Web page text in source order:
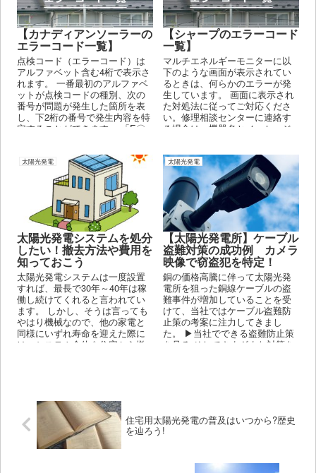
【カナディアンソーラーの
エラーコード一覧】
点検コード（エラーコード）は
アルファベット含む4桁で表示さ
れます。 一番最初のアルファベ
ットが点検コードの種別、次の
番号が問題が発生した箇所を表
し、下2桁の番号で発生内容を特
定することができます。 「E〇
【シャープのエラーコード
一覧】
マルチエネルギーモニターに以
下のような画面が表示されてい
るときは、何らかのエラーが発
生しています。 画面に表示され
た対処法に従ってご対応くださ
い。修理相談センターに連絡す
る場合は、機器名とメッセージ
太陽光発電
太陽光発電システムを処分
したい！撤去方法や費用を
知っておこう
太陽光発電システムは一度設置
すれば、最長で30年～40年は稼
働し続けてくれると言われてい
ます。 しかし、そうは言っても
やはり機械なので、他の家電と
同様にいずれ寿命を迎えた際に
は、システム全体を住宅から撤
生じるケースもあります。
太陽光発電
【太陽光発電所】ケーブル
盗難対策の成功例 カメラ
映像で窃盗犯を特定！
銅の価格高騰に伴って太陽光発
電所を狙った銅線ケーブルの盗
難事件が増加していることを受
けて、当社ではケーブル盗難防
止策の考案に注力してきまし
た。 ▶当社でできる盗難防止策
を見る そしてさまざまな対策を
住宅用太陽光発電の普及はいつから?歴史
を辿ろう!